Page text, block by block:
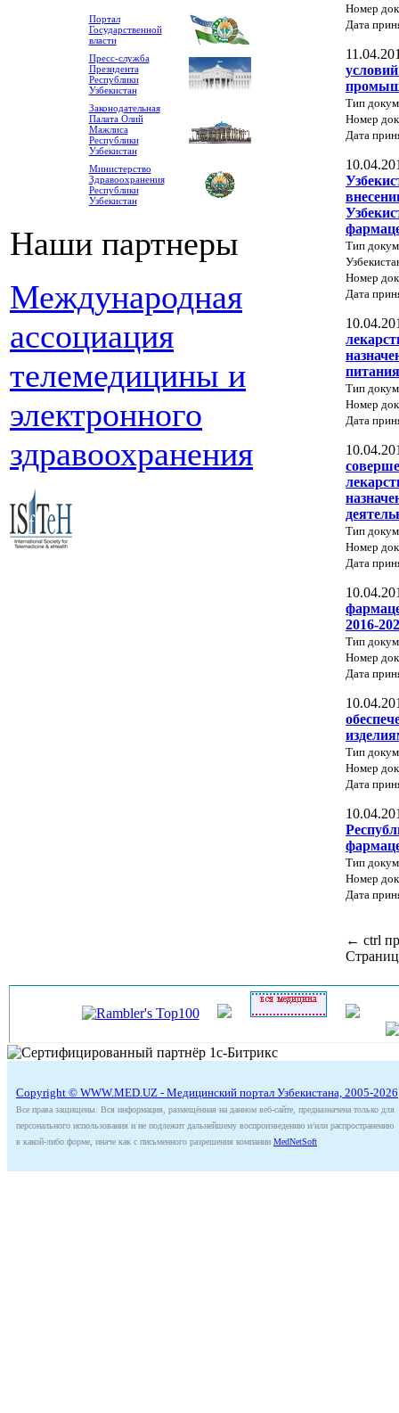
Портал
Государственной
власти
Пресс-служба
Президента
Республики
Узбекистан
Законодательная
Палата Олий
Мажлиса
Республики
Узбекистан
Министерство
Здравоохранения
Республики
Узбекистан
Наши партнеры
Международная
ассоциация
телемедицины и
электронного
здравоохранения
Номер
Дата
Тип
Номер
Дата
Тип
Номер
Дата
питания
Тип
Номер
Дата
Тип
Номер
Дата
2016-
Тип
Номер
Дата
Тип
Номер
Дата
Тип
Номер
Дата
← ctrl
Copyright © WWW.MED.UZ - Медицинский портал Узбекистана, 2005-2026
Все права защищены. Вся информация, размещённая на данном веб-сайте, предназначена только для
персонального использования и не подлежит дальнейшему воспроизведению и/или распространению
в какой-либо форме, иначе как с письменного разрешения компании MedNetSoft